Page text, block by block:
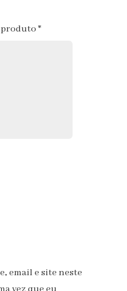
produto *
email e site neste